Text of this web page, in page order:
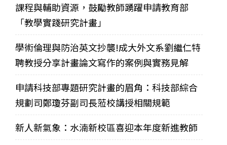
課程與輔助資源，鼓勵教師踴躍申請教育部
「教學實踐研究計畫」
學術倫理與防治英文抄襲!成大外文系劉繼仁特
聘教授分享計畫論文寫作的案例與實務見解
申請科技部專題研究計畫的眉角：科技部綜合
規劃司鄭瓊芬副司長蒞校講授相關規範
新人新氣象：水湳新校區喜迎本年度新進教師